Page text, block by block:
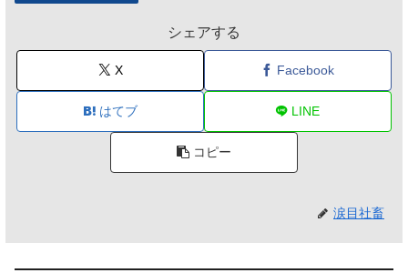
シェアする
X Facebook
はてブ LINE
コピー
涙目社畜